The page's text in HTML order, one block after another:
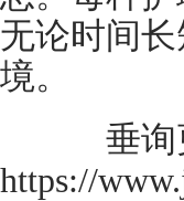
无论时间
境。
垂询更
https://